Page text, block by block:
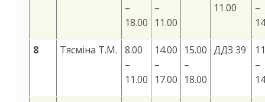
–
18.00
–
11.00
11.00
–
8 Тясміна Т.М.
8.00
–
11.00
14.00
–
17.00
15.00
–
18.00
ДДЗ 39
–